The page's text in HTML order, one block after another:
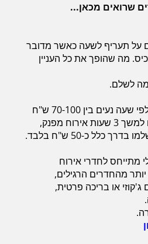
שרואים מכאן...
על תעריף לשעה כאשר מדובר
מה שהופך את כל העניין
לשלם.
מחירם של חדרי אירוח לפי שעה נעים בין 70-100 ש"ח
כלל כ-50 ש"ח בלבד.
מתייחס לחדרי אירוח
מהחדרים הרגילים,
או בריכה פרטית,